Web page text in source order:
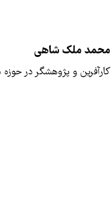
محمد ملک شاهی
کارآفرین و پژوهشگر در